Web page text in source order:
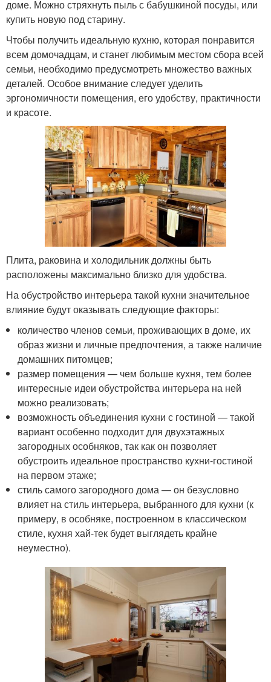
доме. Можно стряхнуть пыль с бабушкиной посуды, или
купить новую под старину.
Чтобы получить идеальную кухню, которая понравится
всем домочадцам, и станет любимым местом сбора всей
семьи, необходимо предусмотреть множество важных
деталей. Особое внимание следует уделить
эргономичности помещения, его удобству, практичности
и красоте.
Плита, раковина и холодильник должны быть
расположены максимально близко для удобства.
На обустройство интерьера такой кухни значительное
влияние будут оказывать следующие факторы:
количество членов семьи, проживающих в доме, их
образ жизни и личные предпочтения, а также наличие
домашних питомцев;
размер помещения — чем больше кухня, тем более
интересные идеи обустройства интерьера на ней
можно реализовать;
возможность объединения кухни с гостиной — такой
вариант особенно подходит для двухэтажных
загородных особняков, так как он позволяет
обустроить идеальное пространство кухни-гостиной
на первом этаже;
стиль самого загородного дома — он безусловно
влияет на стиль интерьера, выбранного для кухни (к
примеру, в особняке, построенном в классическом
стиле, кухня хай-тек будет выглядеть крайне
неуместно).